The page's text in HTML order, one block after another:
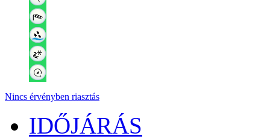
Nincs érvényben riasztás
IDŐJÁRÁS